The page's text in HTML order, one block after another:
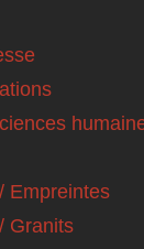
Empreintes
Granits